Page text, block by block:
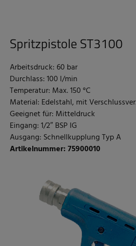
Spritzpistole ST3100
Arbeitsdruck: 60 bar
Durchlass: 100 l/min
Temperatur: Max. 150 °C
Material: Edelstahl, mit
Geeignet für: Mitteldruck
Eingang: 1/2″ BSP IG
Ausgang: Schnellkupplung Typ A
Artikelnummer: 75900010